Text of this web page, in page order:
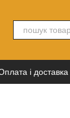
і доставка
конфіденційності